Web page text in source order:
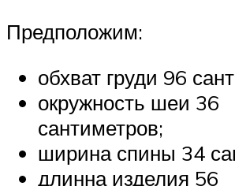
Предположим:
обхват груди 96
окружность шеи 36
сантиметров;
ширина спины 34
длинна изделия 56